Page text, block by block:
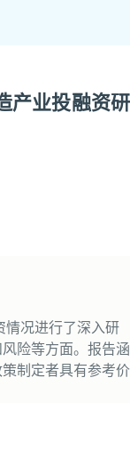
产业投融资研
情况进行了深入研
险等方面。报告涵
制定者具有参考价